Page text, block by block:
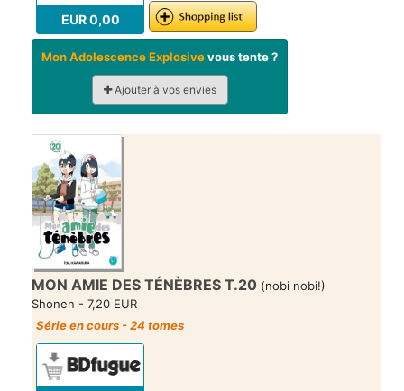
EUR 0,00
Mon Adolescence Explosivevous tente ?
Ajouter à vos envies
MON AMIE DES TÉNÈBRES T.20 (nobi nobi!)
Shonen - 7,20 EUR
Série en cours - 24 tomes